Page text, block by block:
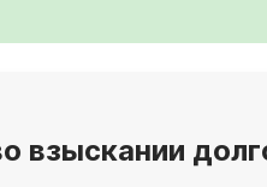
взыскании